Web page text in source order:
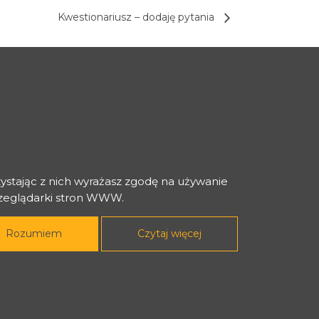
Kwestionariusz – dodaję pytania
z nich wyrażasz zgodę na używanie
stron WWW.
Rozumiem Czytaj więcej